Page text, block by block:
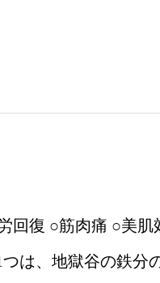
回復 ○筋肉痛 ○美肌
は、地獄谷の鉄